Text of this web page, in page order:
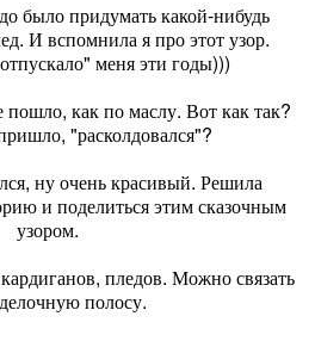
было придумать какой-нибудь
И вспомнила я про этот узор.
меня эти годы)))
как по маслу. Вот как так?
"расколдовался"?
ну очень красивый. Решила
и поделиться этим сказочным
узором.
пледов. Можно связать
полосу.